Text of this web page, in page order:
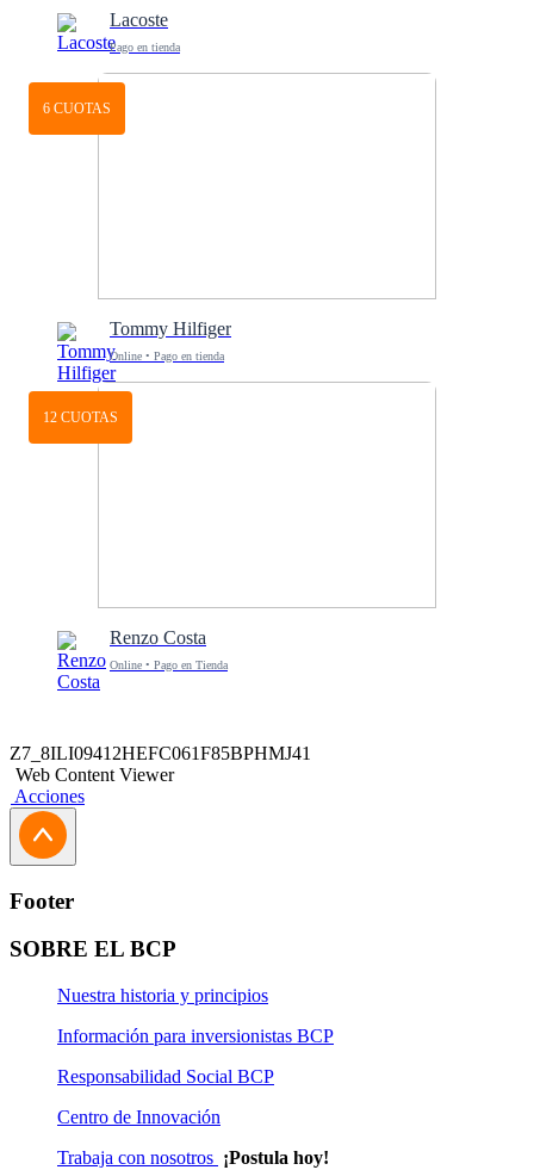
Lacoste
Pago en tienda
6 CUOTAS
Tommy Hilfiger
Online • Pago en tienda
12 CUOTAS
Renzo Costa
Online • Pago en Tienda
Z7_8ILI09412HEFC061F85BPHMJ41
Web Content Viewer
Acciones
Footer
SOBRE EL BCP
Nuestra historia y principios
Información para inversionistas BCP
Responsabilidad Social BCP
Centro de Innovación
Trabaja con nosotros ¡Postula hoy!